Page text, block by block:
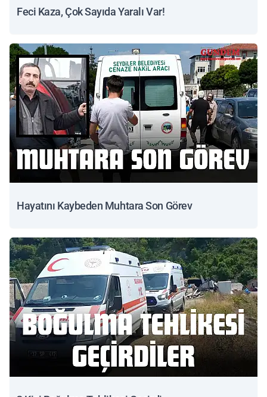
Feci Kaza, Çok Sayıda Yaralı Var!
Hayatını Kaybeden Muhtara Son Görev